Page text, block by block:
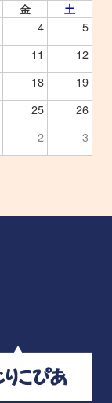
金 土
4
5
11
12
18
19
25
26
2 3